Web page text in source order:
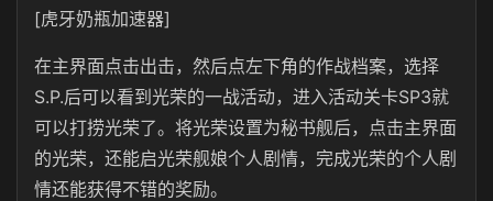
[虎牙奶瓶加速器]
在主界面点击出击，然后点左下角的作战档案，选择
S.P.后可以看到光荣的一战活动，进入活动关卡SP3就
可以打捞光荣了。将光荣设置为秘书舰后，点击主界面
的光荣，还能启光荣舰娘个人剧情，完成光荣的个人剧
情还能获得不错的奖励。